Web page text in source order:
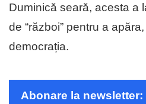
Duminică seară, acesta a
de “război” pentru a
democrația.
Abonare la newsletter: